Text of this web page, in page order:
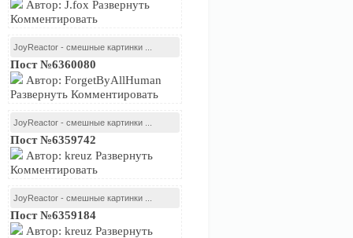
Автор: J.fox Развернуть
Комментировать
JoyReactor - смешные картинки ...
Пост №6360080
Автор: ForgetByAllHuman
Развернуть Комментировать
JoyReactor - смешные картинки ...
Пост №6359742
Автор: kreuz Развернуть
Комментировать
JoyReactor - смешные картинки ...
Пост №6359184
Автор: kreuz Развернуть